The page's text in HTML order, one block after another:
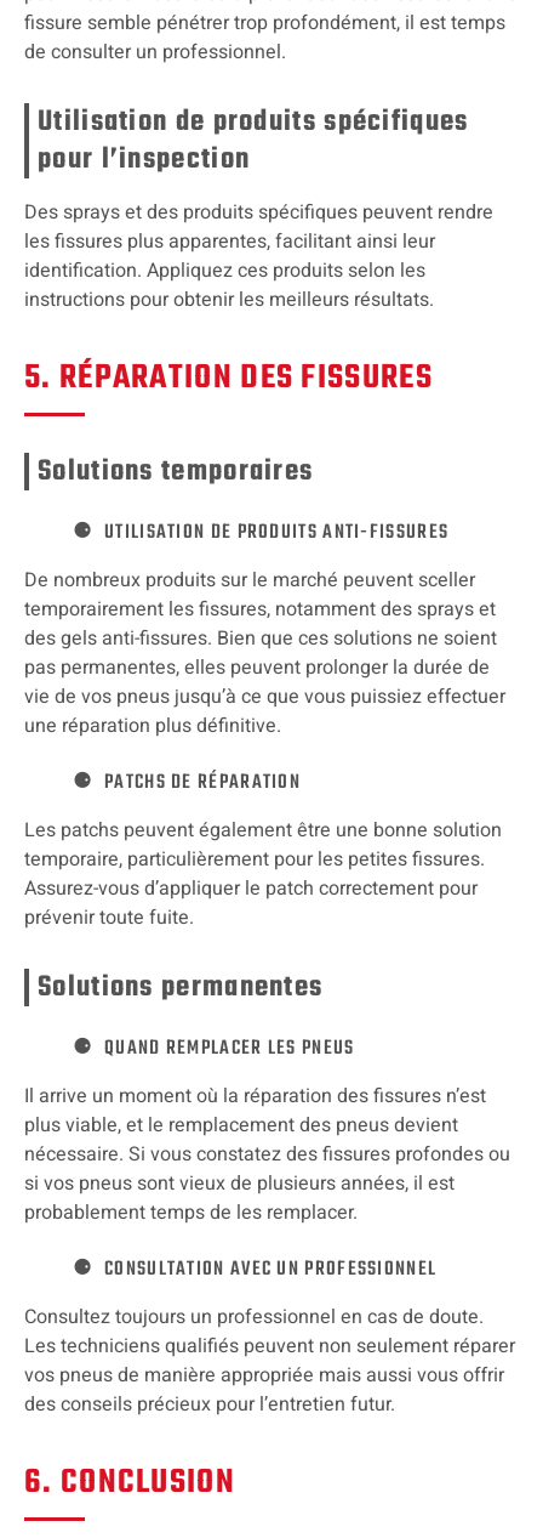
fissure semble pénétrer trop profondément, il est temps
de consulter un professionnel.
Utilisation de produits spécifiques
pour l’inspection
Des sprays et des produits spécifiques peuvent rendre
les fissures plus apparentes, facilitant ainsi leur
identification. Appliquez ces produits selon les
instructions pour obtenir les meilleurs résultats.
5. RÉPARATION DES FISSURES
Solutions temporaires
UTILISATION DE PRODUITS ANTI-FISSURES
De nombreux produits sur le marché peuvent sceller
temporairement les fissures, notamment des sprays et
des gels anti-fissures. Bien que ces solutions ne soient
pas permanentes, elles peuvent prolonger la durée de
vie de vos pneus jusqu’à ce que vous puissiez effectuer
une réparation plus définitive.
PATCHS DE RÉPARATION
Les patchs peuvent également être une bonne solution
temporaire, particulièrement pour les petites fissures.
Assurez-vous d’appliquer le patch correctement pour
prévenir toute fuite.
Solutions permanentes
QUAND REMPLACER LES PNEUS
Il arrive un moment où la réparation des fissures n’est
plus viable, et le remplacement des pneus devient
nécessaire. Si vous constatez des fissures profondes ou
si vos pneus sont vieux de plusieurs années, il est
probablement temps de les remplacer.
CONSULTATION AVEC UN PROFESSIONNEL
Consultez toujours un professionnel en cas de doute.
Les techniciens qualifiés peuvent non seulement réparer
vos pneus de manière appropriée mais aussi vous offrir
des conseils précieux pour l’entretien futur.
6. CONCLUSION